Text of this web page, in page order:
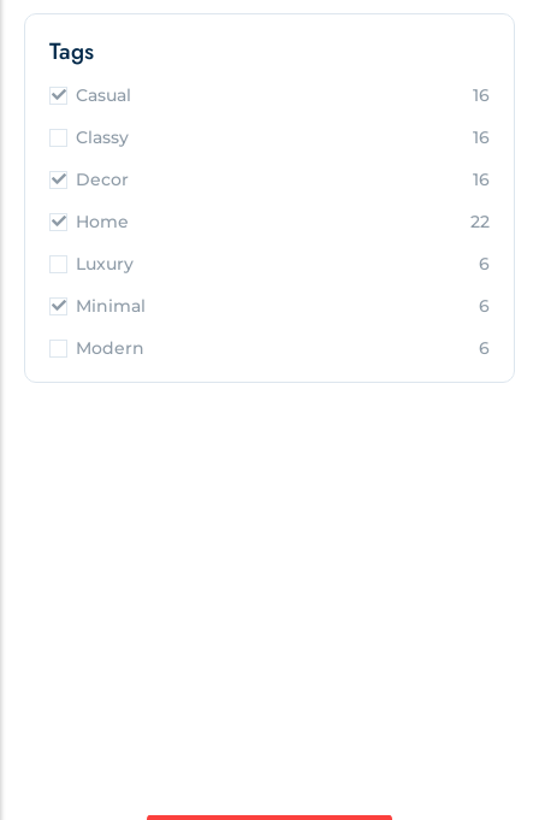
Tags
Casual
16
Classy
16
Decor
16
Home
22
Luxury
6
Minimal
6
Modern
6